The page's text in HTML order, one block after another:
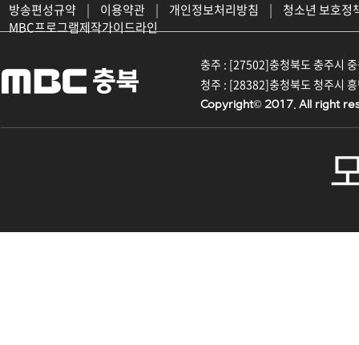
방송편성규약 | 이용약관 | 개인정보처리방침 |
청소년 보호정
MBC프로그램제작가이드라인
충주 : [27502]충청북도 충주시
청주 : [28382]충청북도 청주시
Copyright© 2017. All right